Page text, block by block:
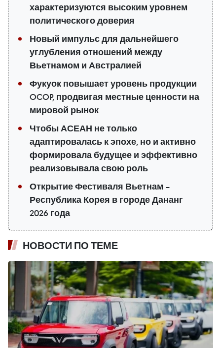
характеризуются высоким уровнем
политического доверия
Новый импульс для дальнейшего
углубления отношений между
Вьетнамом и Австралией
Фукуок повышает уровень продукции
OCOP, продвигая местные ценности на
мировой рынок
Чтобы АСЕАН не только
адаптировалась к эпохе, но и активно
формировала будущее и эффективно
реализовывала свою роль
Открытие Фестиваля Вьетнам –
Республика Корея в городе Дананг
2026 года
НОВОСТИ ПО ТЕМЕ